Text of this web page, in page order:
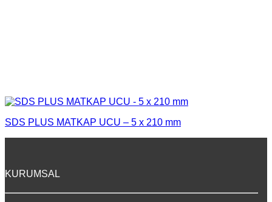
SDS PLUS MATKAP UCU – 5 x 210 mm
KURUMSAL